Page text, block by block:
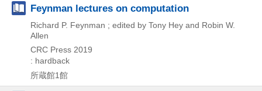
Feynman lectures on computation
Richard P. Feynman ; edited by Tony Hey and Robin W.
Allen
CRC Press 2019
: hardback
所蔵館1館